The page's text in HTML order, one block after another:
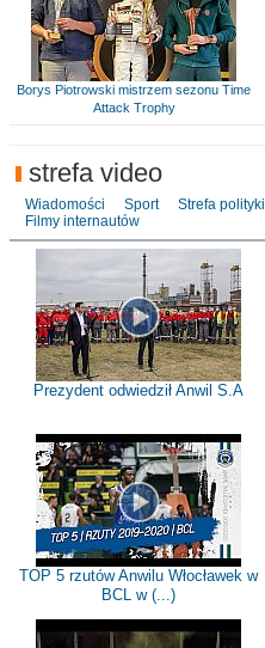
Borys Piotrowski mistrzem sezonu Time
Attack Trophy
strefa video
Wiadomości Sport Strefa polityki
Filmy internautów
Prezydent odwiedził Anwil S.A
TOP 5 rzutów Anwilu Włocławek w
BCL w (...)